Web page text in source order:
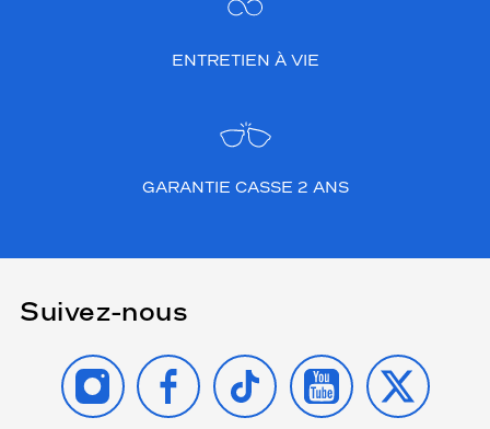
ENTRETIEN À VIE
GARANTIE CASSE 2 ANS
Suivez-nous
INSTAGRAMFACEBOOK
TIKTOK YOUTUBE
X